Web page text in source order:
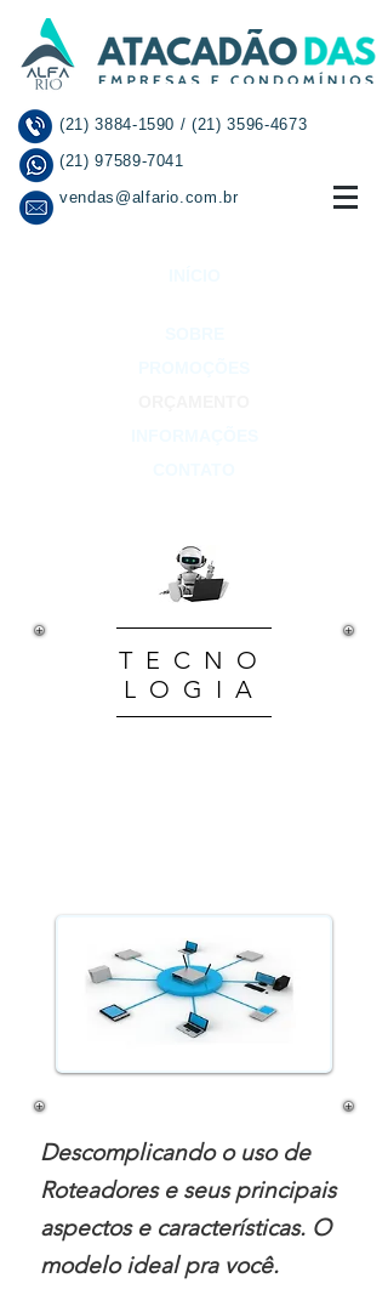
(21) 3884-1590 /(21) 3596-4673
(21) 97589-7041
vendas@alfario.com.br
TECNO
LOGIA
Descomplicando o uso de
Roteadores e seus principais
aspectos e características. O
modelo ideal pra você.